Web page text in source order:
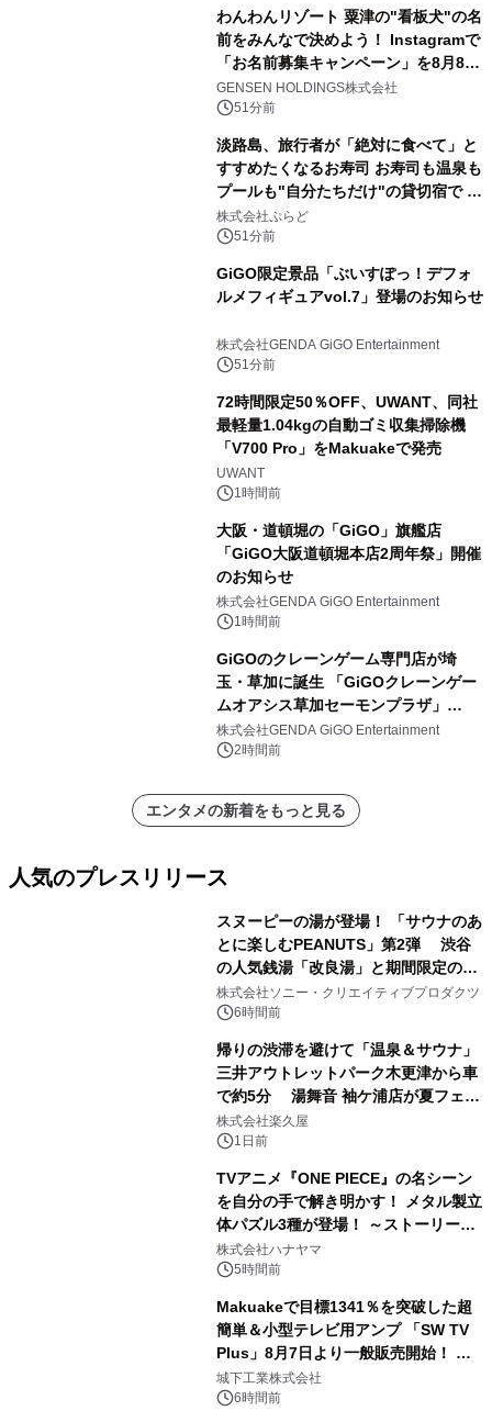
わんわんリゾート 粟津の"看板犬"の名
前をみんなで決めよう！ Instagramで
「お名前募集キャンペーン」を8月8日
(土)より開催
GENSEN HOLDINGS株式会社
51分前
淡路島、旅行者が「絶対に食べて」と
すすめたくなるお寿司 お寿司も温泉も
プールも"自分たちだけ"の貸切宿で 1
日1組限定「岩屋温泉 絵島別庭 海と
森」の握り寿司プラン
株式会社ぷらど
51分前
GiGO限定景品「ぶいすぽっ！デフォ
ルメフィギュアvol.7」登場のお知らせ
株式会社GENDA GiGO Entertainment
51分前
72時間限定50％OFF、UWANT、同社
最軽量1.04kgの自動ゴミ収集掃除機
「V700 Pro」をMakuakeで発売
UWANT
1時間前
大阪・道頓堀の「GiGO」旗艦店
「GiGO大阪道頓堀本店2周年祭」開催
のお知らせ
株式会社GENDA GiGO Entertainment
1時間前
GiGOのクレーンゲーム専門店が埼
玉・草加に誕生 「GiGOクレーンゲー
ムオアシス草加セーモンプラザ」
2026年8月7日(金)10時グランドオープ
ン
株式会社GENDA GiGO Entertainment
2時間前
エンタメの新着をもっと見る
人気のプレスリリース
スヌーピーの湯が登場！ 「サウナのあ
とに楽しむPEANUTS」第2弾 渋谷
の人気銭湯「改良湯」と期間限定のコ
ラボレーション サウナイキタイコラ
ボグッズも発売決定！
株式会社ソニー・クリエイティブプロダクツ
6時間前
帰りの渋滞を避けて「温泉＆サウナ」
三井アウトレットパーク木更津から車
で約5分 湯舞音 袖ケ浦店が夏フェア
メニューを提供
株式会社楽久屋
1日前
TVアニメ『ONE PIECE』の名シーン
を自分の手で解き明かす！ メタル製立
体パズル3種が登場！ ～ストーリーと
ギミックが融合した 大人の体験型パズ
ルが8月7日(金)12時より先行予約受付
株式会社ハナヤマ
5時間前
Makuakeで目標1341％を突破した超
簡単＆小型テレビ用アンプ 「SW TV
Plus」8月7日より一般販売開始！ ケ
ーブル1本つなぐだけ、テレビの音が
ぐっと豊かに
城下工業株式会社
6時間前